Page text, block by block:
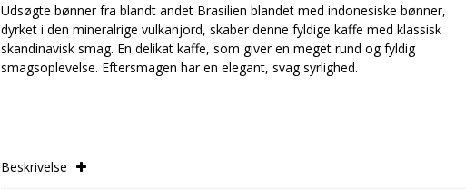
Udsøgte bønner fra blandt andet Brasilien blandet med indonesiske bønner,
dyrket i den mineralrige vulkanjord, skaber denne fyldige kaffe med klassisk
skandinavisk smag. En delikat kaffe, som giver en meget rund og fyldig
smagsoplevelse. Eftersmagen har en elegant, svag syrlighed.
Beskrivelse 